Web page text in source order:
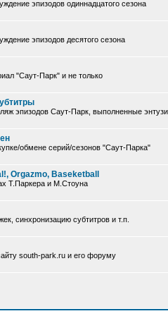
эпизодов одиннадцатого сезона
эпизодов десятого сезона
"Саут-Парк" и не только
эпизодов Саут-Парк, выполненные
обмене серий/сезонов "Саут-Парка"
Orgazmo, Baseketball
Т.Паркера и М.Стоуна
синхронизацию субтитров и т.п.
south-park.ru и его форуму